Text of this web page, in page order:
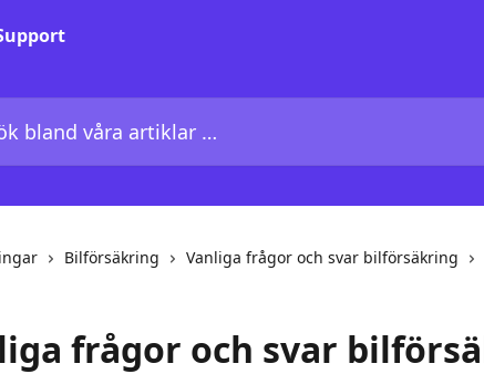
våra artiklar …
Bilförsäkring Vanliga frågor och svar bilförsäkring
frågor och svar